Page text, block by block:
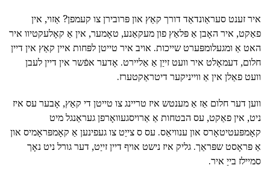
איר זענט סעראַונדאַד דורך קאַץ און פּרובירן צו קעמפן? אַזוי, אין
פאַקט, איר האָבן אַ פּלאַץ פון מעקאַנע, טאָמער, אין אַ קאָלעקטיוו איר
האט אַ ומגעלומפּערט שייכות. אויב איר טייטן לפּחות איין קאַץ אין דיין
חלום, דעמאָלט איר וועט זייַן אַ אַליירט. אָדער אפֿשר אין דיין לעבן
וועט פאַלן אין אַ ווייניקער דיטראַקטערז.
ווען דער חלום אַז אַ מענטש איז טריינג צו טייטן די קאַץ, אָבער עס איז
ניט, אין פאַקט, עס הבטחות אַ אַרויסגעוואָרפן געראַנגל מיט
קאָמפּעטיטאָרס און ענוויאַס. עס ס צייַט צו געפינען אַ קאָמפּראָמיס און
אַ פּראָסט שפּראַך. גליק איז נישט אויף דיין זייַט, דער גורל ניט נאָך
סמיילז בייַ איר.